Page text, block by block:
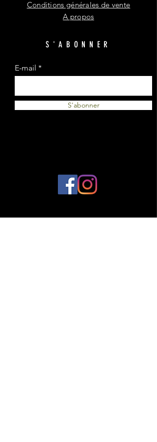
Conditions générales de vente
A propos
S'ABONNER
E-mail
S'abonner